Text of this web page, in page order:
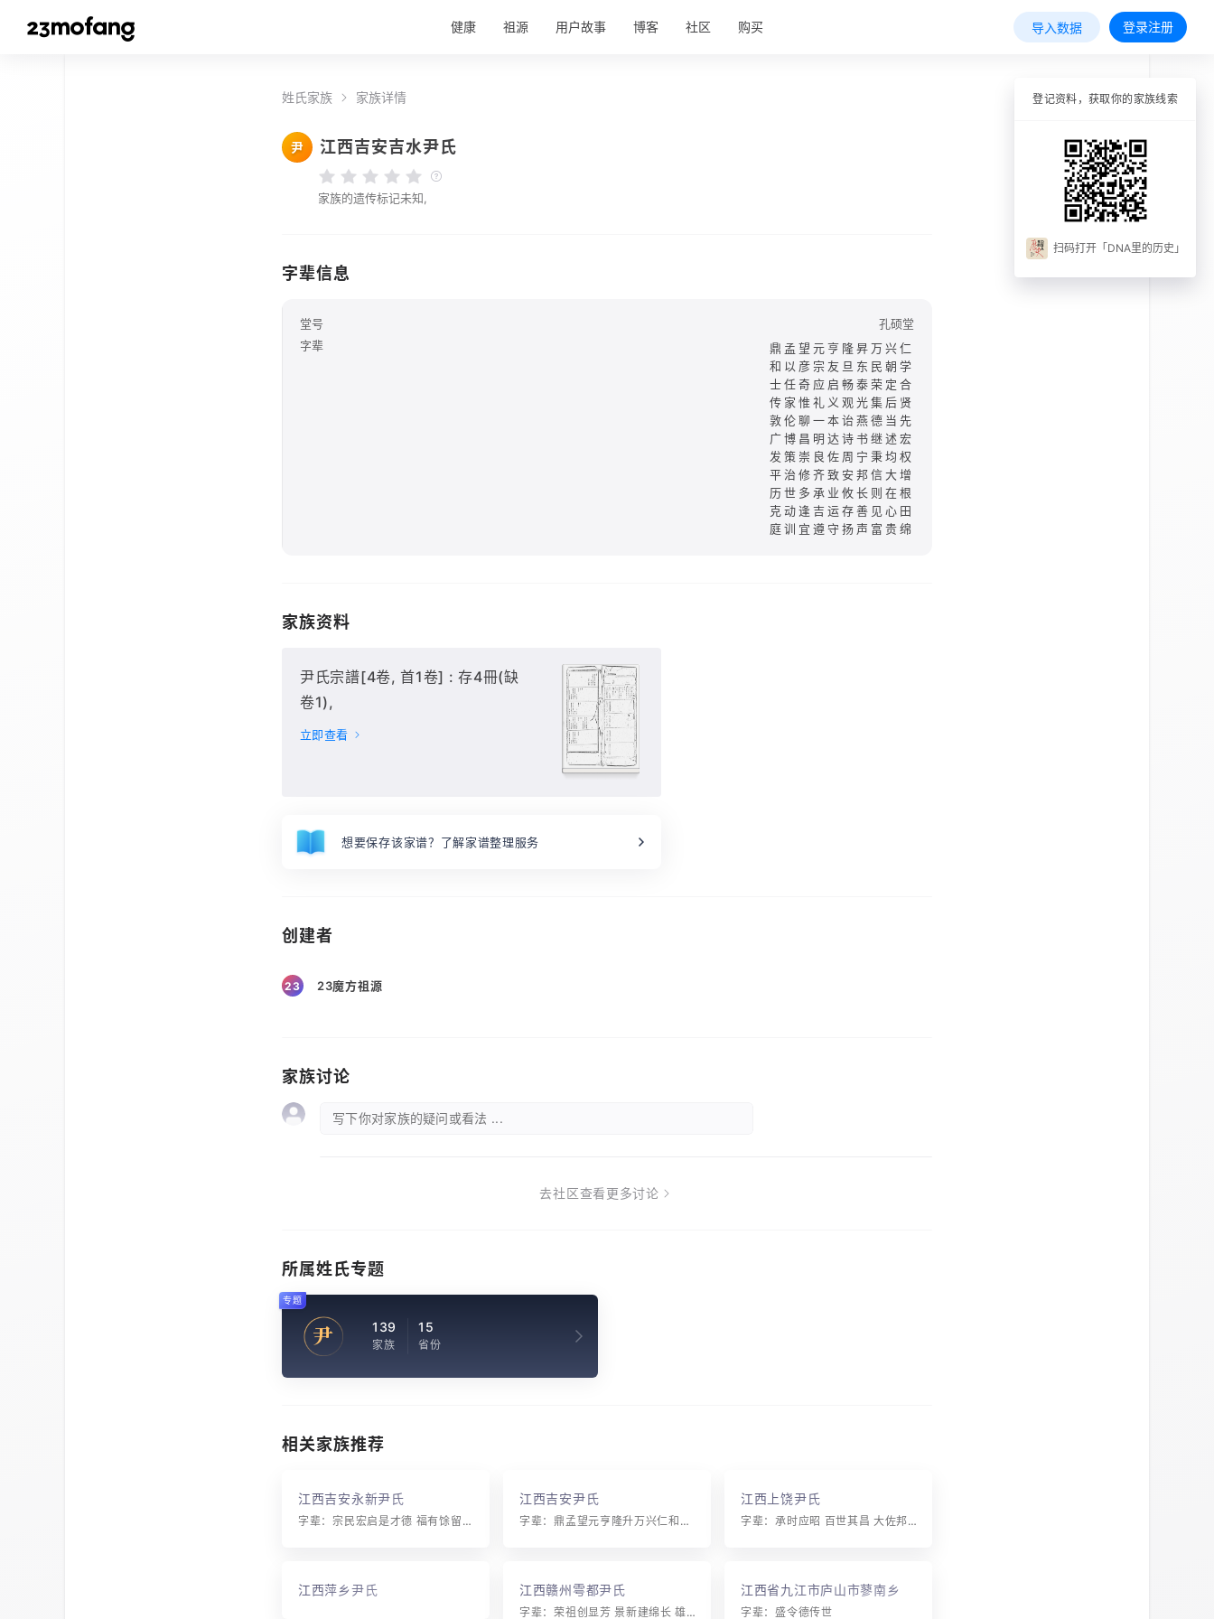
健康 祖源 用户故事 博客 社区 购买 导入数据 登录注册
姓氏家族 家族详情
尹 江西吉安吉水尹氏
家族的遗传标记未知,
字辈信息
堂号
孔硕堂
字辈
鼎孟望元亨隆昇万兴仁
和以彦宗友旦东民朝学
士任奇应启畅泰荣定合
传家惟礼义观光集后贤
敦伦聊一本诒燕德当先
广博昌明达诗书继述宏
发策崇良佐周宁秉均权
平治修齐致安邦信大增
历世多承业攸长则在根
克动逢吉运存善见心田
庭训宜遵守扬声富贵绵
家族资料
尹氏宗譜[4卷, 首1卷] : 存4冊(缺
卷1),
立即查看
想要保存该家谱？了解家谱整理服务
创建者
23 23魔方祖源
家族讨论
写下你对家族的疑问或看法 ...
去社区查看更多讨论
所属姓氏专题
尹 139
家族
15
省份
专题
相关家族推荐
江西吉安永新尹氏
字辈：宗民宏启是才德 福有馀留于孙子
江西吉安尹氏
字辈：鼎孟望元亨隆升万兴仁和以彦宗友旦东民朝学士任奇应启畅泰荣定合传家惟礼让观光集俊贤敦伦联一本诒燕德当先广博昌明达诗书继述宏发策崇良佐周宪秉钧权平治修齐致安邦信大增历世多承业攸长则在根克勤逢吉运存善见心田庭训宜遵守扬声富贵绵
江西上饶尹氏
字辈：承时应昭 百世其昌 大佐邦国 奕叶垂光 经纶远振 道德文章 钟灵毓秀 书香有继 贤士良相 财丁双旺
江西萍乡尹氏 江西赣州雩都尹氏
字辈：荣祖创显芳 景新建绵长 雄会超铭庆 功勋耀振纲 定纪恒颂理 瑞兆鸿旺强 康泽廉政照 宽盛宏伟常 春晖和顺益 华夏彦文广 恩衍卓浩贤 环宇起昊光
江西省九江市庐山市蓼南乡尹
氏
字辈：盛令德传世
登记资料，获取你的家族线索
扫码打开「DNA里的历史」